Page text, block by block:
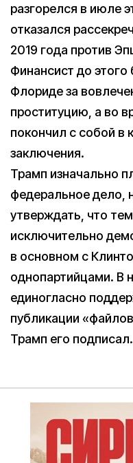
разгорелся в июле
отказался
2019 года против
Финансист до
Флориде за
проституцию, а во
покончил с собой в
заключения.
Трамп изначально
федеральное дело,
утверждать, что
исключительно
в основном с
однопартийцами. В
единогласно
публикации
Трамп его подписал.